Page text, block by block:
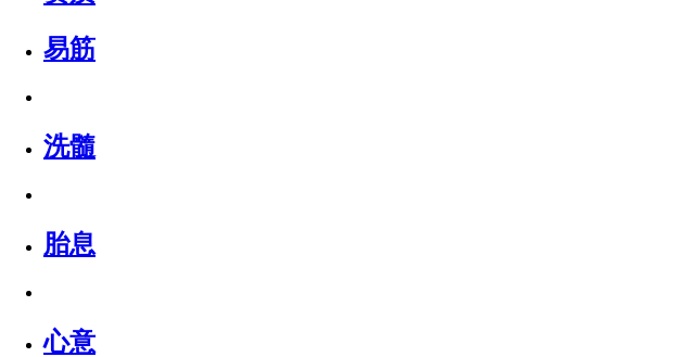
易筋
洗髓
胎息
心意